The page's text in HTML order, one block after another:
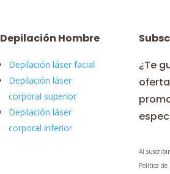
Depilación Hombre
Depilación láser facial
Depilación láser
corporal superior
Depilación láser
corporal inferior
¿Te
Al
Política de